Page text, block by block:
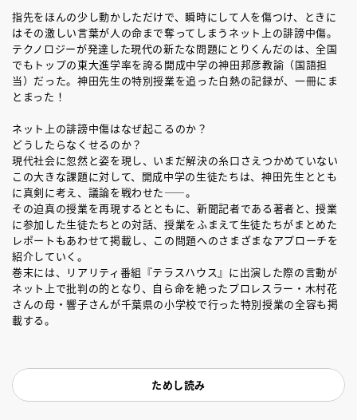
指先をほんの少し動かしただけで、瞬時にして人を傷つけ、ときに
はその激しい言葉が人の命まで奪ってしまうネット上の誹謗中傷。
テクノロジーが発達した現代の新たな問題にとりくんだのは、全国
でもトップの東大進学率を誇る開成中学の神田邦彦教諭（国語担
当）だった。神田先生の特別授業を追った白熱の記録が、一冊にま
とまった！
ネット上の誹謗中傷はなぜ起こるのか？
どうしたらなくせるのか？
現代社会に忽然と姿を現し、いまだ解決の糸口さえつかめていない
この大きな課題に対して、開成中学の生徒たちは、神田先生ととも
に真剣に考え、議論を戦わせた――。
その迫真の授業を再現するとともに、新聞記者である著者と、授業
に参加した生徒たちとの対話、授業をふまえて生徒たちがまとめた
レポートもあわせて掲載し、この問題へのさまざまなアプローチを
紹介していく。
巻末には、リアリティ番組『テラスハウス』に出演した際の言動が
ネット上で批判の的となり、自ら命を絶ったプロレスラー・木村花
さんの母・響子さんが千葉県の小学校で行った特別授業の全容も掲
載する。
ためし読み